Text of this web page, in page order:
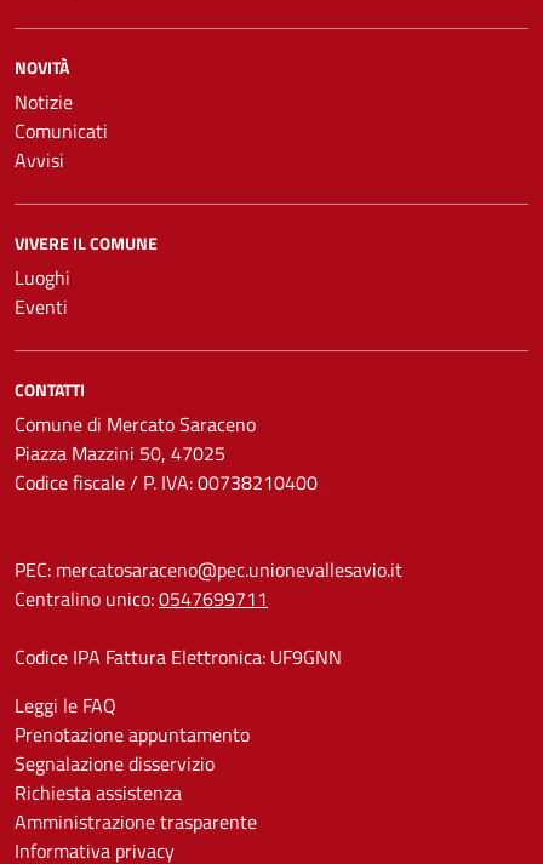
NOVITÀ
Notizie
Comunicati
Avvisi
VIVERE IL COMUNE
Luoghi
Eventi
CONTATTI
Comune di Mercato Saraceno
Piazza Mazzini 50, 47025
Codice fiscale / P. IVA: 00738210400
PEC: mercatosaraceno@pec.unionevallesavio.it
Centralino unico:0547699711
Codice IPA Fattura Elettronica: UF9GNN
Leggi le FAQ
Prenotazione appuntamento
Segnalazione disservizio
Richiesta assistenza
Amministrazione trasparente
Informativa privacy